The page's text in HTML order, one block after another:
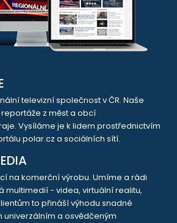
televizní společnost v ČR. Naše
z měst a obcí
Vysíláme je k lidem prostřednictvím
polar.cz a sociálních sítí.
na komerční výrobu. Umíme a rádi
multimedií - videa, virtuální realitu,
to přináší výhodu snadné
univerzálním a osvědčeným